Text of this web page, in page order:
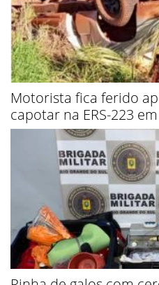
Motorista fica ferido
capotar na ERS-223